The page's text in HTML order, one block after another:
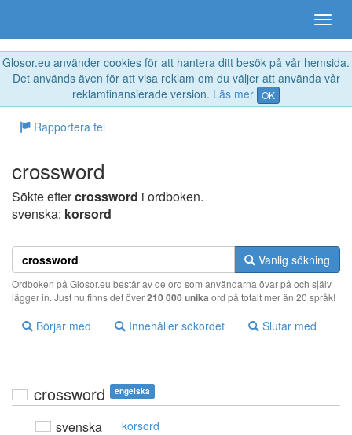
Glosor.eu använder cookies för att hantera ditt besök på vår hemsida.
Det används även för att visa reklam om du väljer att använda vår
reklamfinansierade version. Läs mer OK
Rapportera fel
crossword
Sökte eftercrossword i ordboken.
svenska: korsord
Vanlig sökning
Ordboken på Glosor.eu består av de ord som användarna övar på och själv
lägger in. Just nu finns det över210 000 unika ord på totalt mer än 20 språk!
Börjar med Innehåller sökordet Slutar med
crossword engelska
svenska korsord